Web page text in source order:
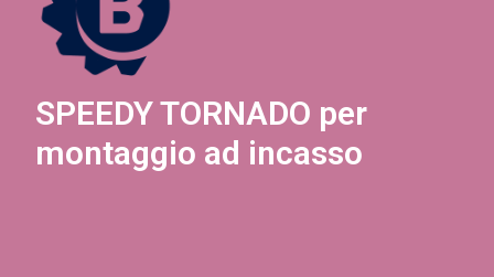
SPEEDY TORNADO per
montaggio ad incasso